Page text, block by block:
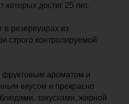
которых достиг 25 лет.
в резервуарах из
строго контролируемой
фруктовым ароматом и
вкусом и прекрасно
закусками, жирной